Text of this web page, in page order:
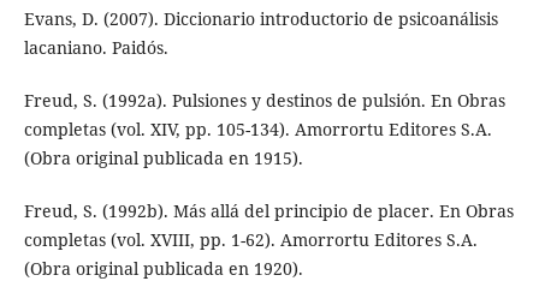
Evans, D. (2007). Diccionario introductorio de psicoanálisis
lacaniano. Paidós.
Freud, S. (1992a). Pulsiones y destinos de pulsión. En Obras
completas (vol. XIV, pp. 105-134). Amorrortu Editores S.A.
(Obra original publicada en 1915).
Freud, S. (1992b). Más allá del principio de placer. En Obras
completas (vol. XVIII, pp. 1-62). Amorrortu Editores S.A.
(Obra original publicada en 1920).